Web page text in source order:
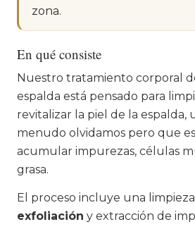
zona.
En qué consiste
Nuestro tratamiento corporal
espalda está pensado para
revitalizar la piel de la espalda,
menudo olvidamos pero que
acumular impurezas, células
grasa.
El proceso incluye una
exfoliación y extracción de